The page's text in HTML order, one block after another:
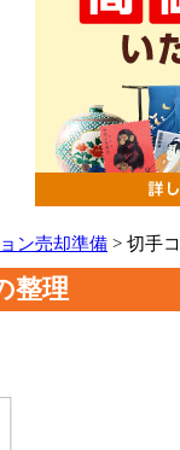
ン売却準備 > 切手
整理